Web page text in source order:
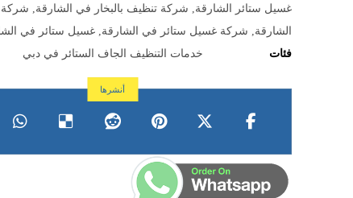
غسيل ستائر الشارقة
شركة تنظيف بالبخار في الشارقة
شركة
الشارقة
شركة غسيل ستائر في الشارقة ,غسيل ستائر في
فئات
خدمات التنظيف الجاف الستائر في دبي